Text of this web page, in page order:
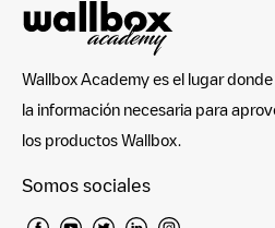
Wallbox Academy es el lugar
la información necesaria para
los productos Wallbox.
Somos sociales